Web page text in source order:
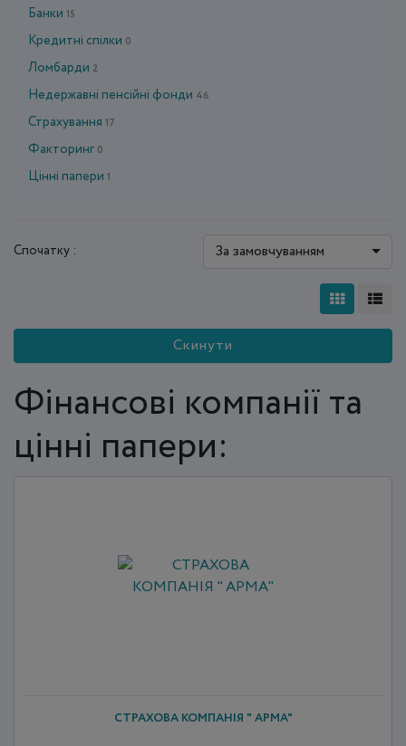
Банки 15
Кредитні спілки 0
Ломбарди 2
Недержавні пенсійні фонди 46
Страхування 17
Факторинг 0
Цінні папери 1
Спочатку : За замовчуванням
Скинути
Фінансові компанії та
цінні папери:
СТРАХОВА КОМПАНІЯ " АРМА"